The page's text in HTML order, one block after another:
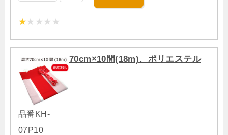
70cm×10間(18m)、ポリエステル
品番KH-
07P10